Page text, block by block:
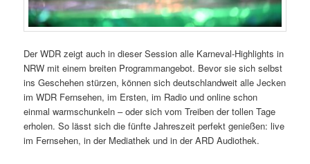
Der WDR zeigt auch in dieser Session alle Karneval-Highlights in
NRW mit einem breiten Programmangebot. Bevor sie sich selbst
ins Geschehen stürzen, können sich deutschlandweit alle Jecken
im WDR Fernsehen, im Ersten, im Radio und online schon
einmal warmschunkeln – oder sich vom Treiben der tollen Tage
erholen. So lässt sich die fünfte Jahreszeit perfekt genießen: live
im Fernsehen, in der Mediathek und in der ARD Audiothek.